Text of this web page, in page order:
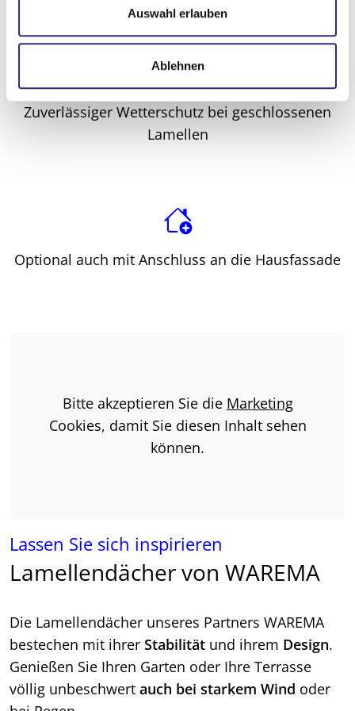
Auswahl erlauben
Ablehnen
Zuverlässiger Wetterschutz bei geschlossenen
Lamellen
Optional auch mit Anschluss an die Hausfassade
Bitte akzeptieren Sie die Marketing
Cookies, damit Sie diesen Inhalt sehen
können.
Lassen Sie sich inspirieren
Lamellendächer von WAREMA
Die Lamellendächer unseres Partners WAREMA
bestechen mit ihrer Stabilität und ihrem Design.
Genießen Sie Ihren Garten oder Ihre Terrasse
völlig unbeschwert auch bei starkem Wind oder